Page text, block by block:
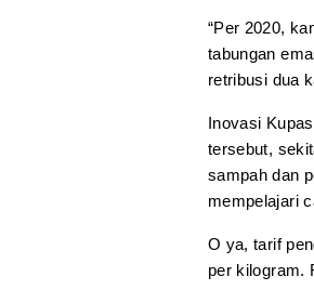
“Per 2020,
tabungan
retribusi dua
Inovasi
tersebut,
sampah dan
mempelajari
O ya, tarif
per kilogram.